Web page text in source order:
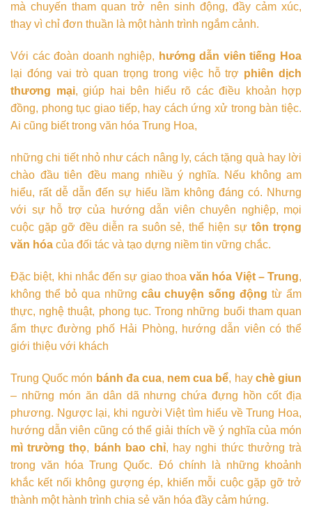
mà chuyến tham quan trở nên sinh động, đầy cảm xúc,
thay vì chỉ đơn thuần là một hành trình ngắm cảnh.
Với các đoàn doanh nghiệp, hướng dẫn viên tiếng Hoa
lại đóng vai trò quan trọng trong việc hỗ trợ phiên dịch
thương mại, giúp hai bên hiểu rõ các điều khoản hợp
đồng, phong tục giao tiếp, hay cách ứng xử trong bàn tiệc.
Ai cũng biết trong văn hóa Trung Hoa,
những chi tiết nhỏ như cách nâng ly, cách tặng quà hay lời
chào đầu tiên đều mang nhiều ý nghĩa. Nếu không am
hiểu, rất dễ dẫn đến sự hiểu lầm không đáng có. Nhưng
với sự hỗ trợ của hướng dẫn viên chuyên nghiệp, mọi
cuộc gặp gỡ đều diễn ra suôn sẻ, thể hiện sựtôn trọng
văn hóa của đối tác và tạo dựng niềm tin vững chắc.
Đặc biệt, khi nhắc đến sự giao thoa văn hóa Việt – Trung,
không thể bỏ qua những câu chuyện sống động từ ẩm
thực, nghệ thuật, phong tục. Trong những buổi tham quan
ẩm thực đường phố Hải Phòng, hướng dẫn viên có thể
giới thiệu với khách
Trung Quốc món bánh đa cua, nem cua bể, hay chè giun
– những món ăn dân dã nhưng chứa đựng hồn cốt địa
phương. Ngược lại, khi người Việt tìm hiểu về Trung Hoa,
hướng dẫn viên cũng có thể giải thích về ý nghĩa của món
mì trường thọ, bánh bao chỉ, hay nghi thức thưởng trà
trong văn hóa Trung Quốc. Đó chính là những khoảnh
khắc kết nối không gượng ép, khiến mỗi cuộc gặp gỡ trở
thành một hành trình chia sẻ văn hóa đầy cảm hứng.